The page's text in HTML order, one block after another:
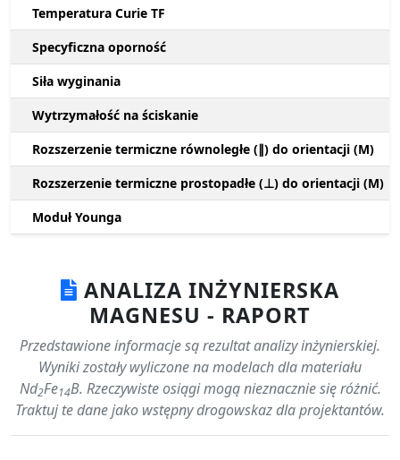
Temperatura Curie TF
Specyficzna oporność
Siła wyginania
Wytrzymałość na ściskanie
Rozszerzenie termiczne równoległe (∥) do orientacji (M)
Rozszerzenie termiczne prostopadłe (⊥) do orientacji (M)
Moduł Younga
ANALIZA INŻYNIERSKA
MAGNESU - RAPORT
Przedstawione informacje są rezultat analizy inżynierskiej.
Wyniki zostały wyliczone na modelach dla materiału
Nd2Fe14B. Rzeczywiste osiągi mogą nieznacznie się różnić.
Traktuj te dane jako wstępny drogowskaz dla projektantów.